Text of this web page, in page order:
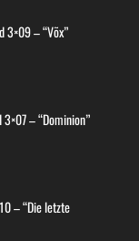
3×09 – “Võx”
– “Dominion”
– “Die letzte